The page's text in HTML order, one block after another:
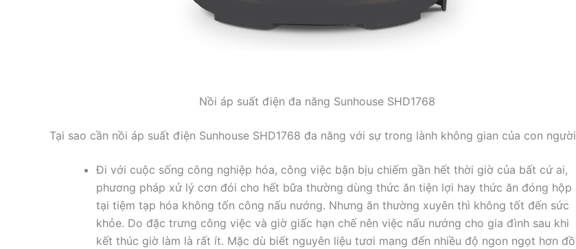
Nồi áp suất điện đa năng Sunhouse SHD1768
Tại sao cần nồi áp suất điện Sunhouse SHD1768 đa năng với sự trong lành không gian của con người
Đi với cuộc sống công nghiệp hóa, công việc bận bịu chiếm gần hết thời giờ của bất cứ ai,
phương pháp xử lý cơn đói cho hết bữa thường dùng thức ăn tiện lợi hay thức ăn đóng hộp
tại tiệm tạp hóa không tốn công nấu nướng. Nhưng ăn thường xuyên thì không tốt đến sức
khỏe. Do đặc trưng công việc và giờ giấc hạn chế nên việc nấu nướng cho gia đình sau khi
kết thúc giờ làm là rất ít. Mặc dù biết nguyên liệu tươi mang đến nhiều độ ngon ngọt hơn đồ